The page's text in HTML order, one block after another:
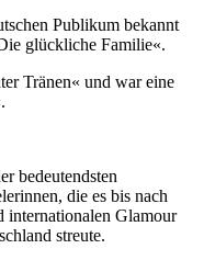
Publikum bekannt
glückliche Familie«.
Tränen« und war eine
bedeutendsten
die es bis nach
Glamour
streute.